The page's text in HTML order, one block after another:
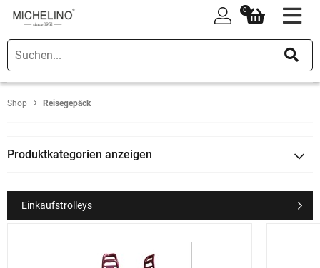
0
0
Shop Reisegepäck
Produktkategorien anzeigen
Einkaufstrolleys